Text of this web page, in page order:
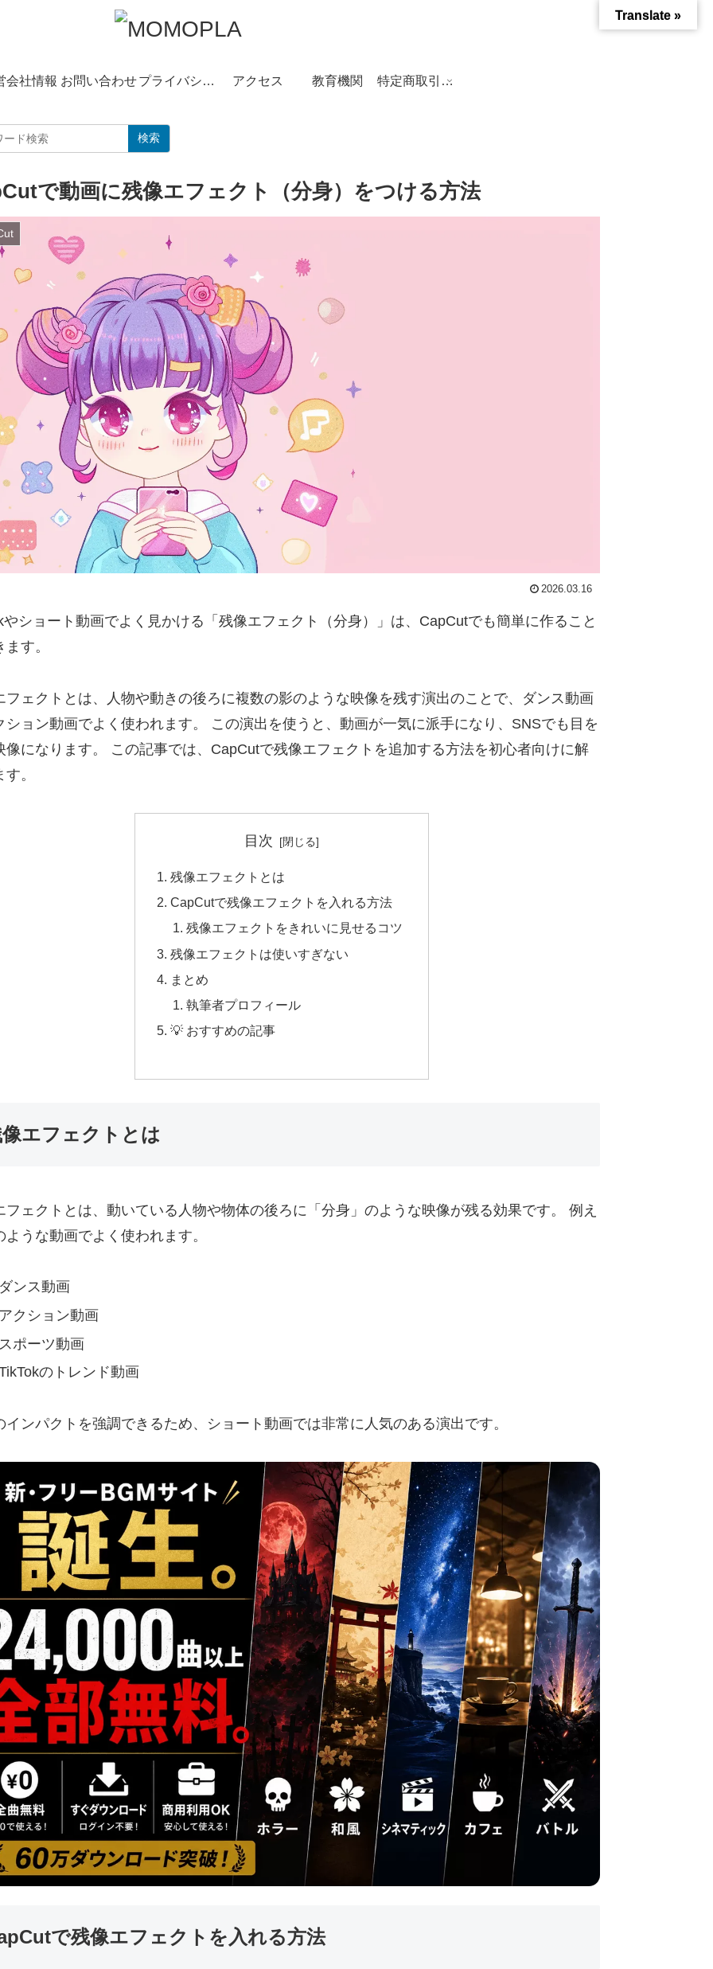
会社情報 お問い合わせ プライバシーポリシー アクセス 教育機関 特定商取引法に基づく表記
検索
で動画に残像エフェクト（分身）をつける方法
2026.03.16
やショート動画でよく見かける「残像エフェクト（分身）」は、CapCutでも簡単に作ること
す。
フェクトとは、人物や動きの後ろに複数の影のような映像を残す演出のことで、ダンス動画
ション動画でよく使われます。 この演出を使うと、動画が一気に派手になり、SNSでも目を
像になります。 この記事では、CapCutで残像エフェクトを追加する方法を初心者向けに解
。
目次
残像エフェクトとは
CapCutで残像エフェクトを入れる方法
残像エフェクトをきれいに見せるコツ
残像エフェクトは使いすぎない
まとめ
執筆者プロフィール
💡 おすすめの記事
エフェクトとは
フェクトとは、動いている人物や物体の後ろに「分身」のような映像が残る効果です。 例え
ような動画でよく使われます。
ンス動画
クション動画
ポーツ動画
のトレンド動画
インパクトを強調できるため、ショート動画では非常に人気のある演出です。
で残像エフェクトを入れる方法
Translate »